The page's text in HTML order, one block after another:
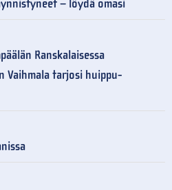
– löydä omasi
Ranskalaisessa
Vaihmala tarjosi huippu-